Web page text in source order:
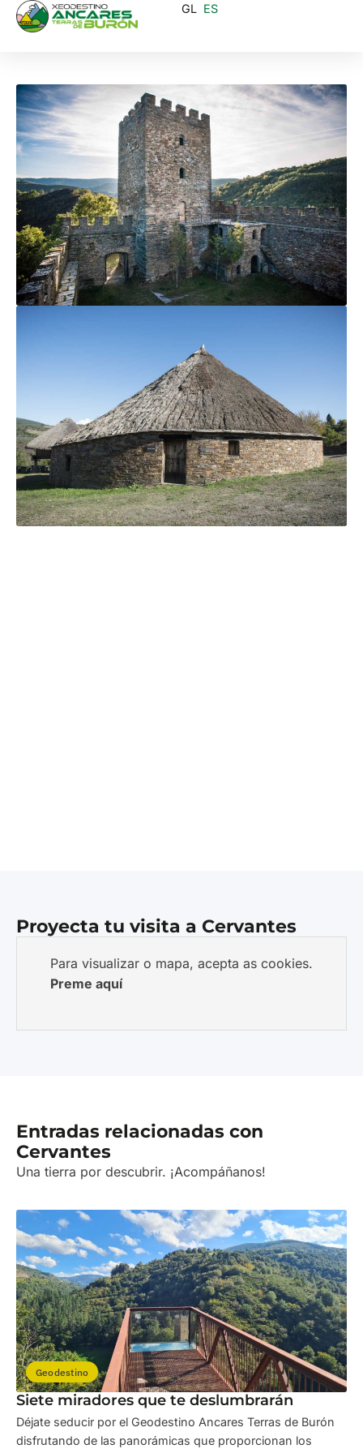
GL ES
Proyecta tu visita a Cervantes
Para visualizar o mapa, acepta as cookies.
Preme aquí
Entradas relacionadas con
Cervantes
Una tierra por descubrir. ¡Acompáñanos!
Geodestino
Siete miradores que te deslumbrarán
Déjate seducir por el Geodestino Ancares Terras de Burón
disfrutando de las panorámicas que proporcionan los